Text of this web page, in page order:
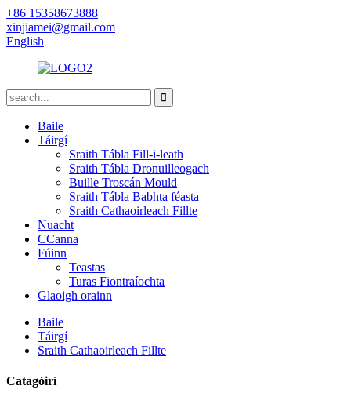
+86 15358673888
xinjiamei@gmail.com
English
Baile
Táirgí
Sraith Tábla Fill-i-leath
Sraith Tábla Dronuilleogach
Buille Troscán Mould
Sraith Tábla Babhta féasta
Sraith Cathaoirleach Fillte
Nuacht
CCanna
Fúinn
Teastas
Turas Fiontraíochta
Glaoigh orainn
Baile
Táirgí
Sraith Cathaoirleach Fillte
Catagóirí